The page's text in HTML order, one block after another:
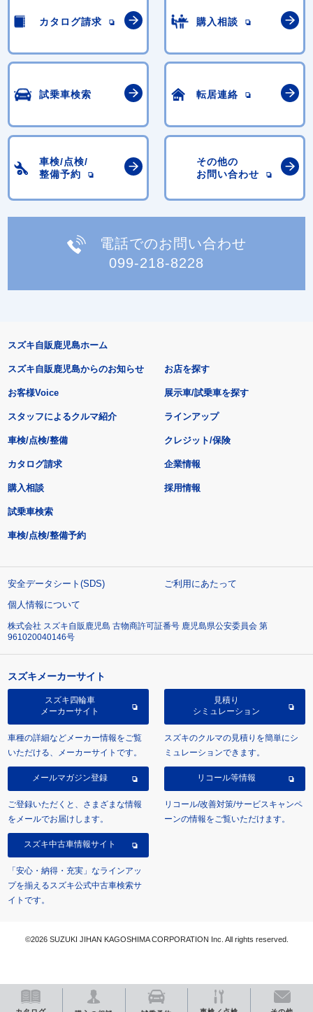
カタログ請求 購入相談
試乗車検索 転居連絡
車検/点検/
整備予約
その他の
お問い合わせ
電話でのお問い合わせ
099-218-8228
スズキ自販鹿児島ホーム
スズキ自販鹿児島からのお知らせ
お客様Voice
スタッフによるクルマ紹介
お店を探す
展示車/試乗車を探す
ラインアップ
車検/点検/整備 クレジット/保険
カタログ請求
購入相談
試乗車検索
車検/点検/整備予約
企業情報
採用情報
安全データシート(SDS)
ご利用にあたって
個人情報について
株式会社 スズキ自販鹿児島 古物商許可証番号 鹿児島県公安委員会 第
961020040146号
スズキメーカーサイト
スズキ四輪車
メーカーサイト
車種の詳細などメーカー情報をご覧
いただける、メーカーサイトです。
見積り
シミュレーション
スズキのクルマの見積りを簡単にシ
ミュレーションできます。
メールマガジン登録
ご登録いただくと、さまざまな情報
をメールでお届けします。
リコール等情報
リコール/改善対策/サービスキャンペ
ーンの情報をご覧いただけます。
スズキ中古車情報サイト
「安心・納得・充実」なラインアッ
プを揃えるスズキ公式中古車検索サ
イトです。
©2026 SUZUKI JIHAN KAGOSHIMA CORPORATION Inc. All rights reserved.